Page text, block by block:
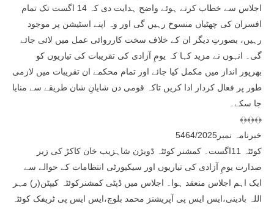
اجلاس سے خطاب کرتے ہوئے واضح ہدایت دی کہ 14 اگست تک تمام
افسران کی چھٹیاں منسوخ رہیں گی اور وہ اپنے اسٹیشن پر موجود
رہیں، بصورتِ دیگر ان کے خلاف سخت کارروائی عمل میں لائی جائے
گی۔ انہوں نے مزید کہا کہ یومِ آزادی کی تقریبات کی تیاریوں کو
بھرپور انداز میں مکمل کیا جائے اور تمام محکمے ان تقریبات میں لازمی
طور پر فعال کردار ادا کریں تاکہ قومی دن شایانِ شان طریقے سے منایا
جا سکے۔
﴾﴿﴾﴿﴾﴿
خبرنامہ نمبر5464/2025
کوئٹہ 11اگست۔ کمشنر کوئٹہ ڈویژن شاہزیب خان کاکڑ کی زیر
صدارت یومِ آزادی کی تیاریوں اور سیکیورٹی انتظامات کے حوالے سے
ایک اہم اجلاس منعقد ہوا۔ اجلاس میں ڈپٹی کمشنرکوئٹہ کیپٹن(ر) مہر
اللہ بادینی،ایس ایس پی آپریشنز محمد بلوچ،ایس ایس پی ٹریفک کوئٹہ